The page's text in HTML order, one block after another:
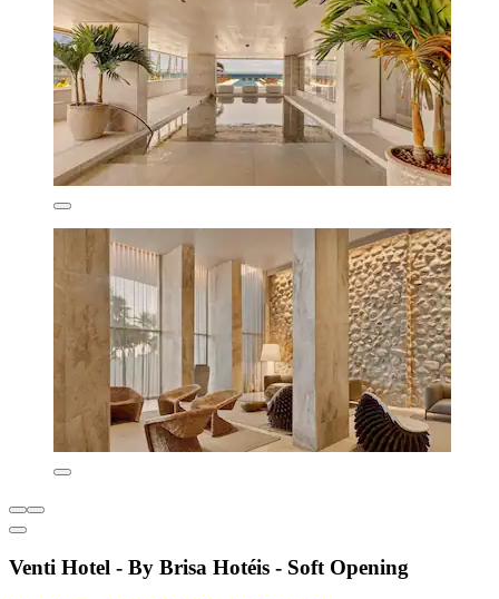
Venti Hotel - By Brisa Hotéis - Soft Opening